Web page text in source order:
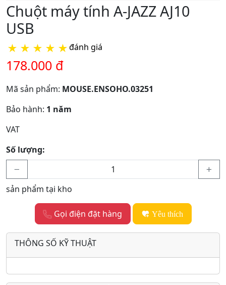
Chuột máy tính A-JAZZ AJ10
USB
★ ★ ★ ★ ★đánh giá
178.000 đ
Mã sản phẩm: MOUSE.ENSOHO.03251
Bảo hành: 1 năm
VAT
Số lượng:
sản phẩm tại kho
Gọi điện đặt hàng Yêu thích
THÔNG SỐ KỸ THUẬT